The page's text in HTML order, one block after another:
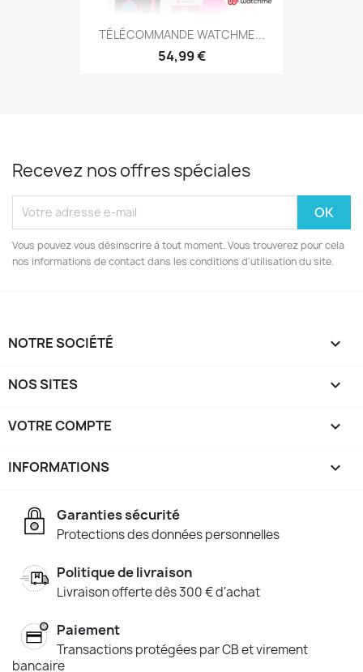
TÉLÉCOMMANDE WATCHME...
54,99 €
Recevez nos offres spéciales
Vous pouvez vous désinscrire à tout moment. Vous trouverez pour cela
nos informations de contact dans les conditions d'utilisation du site.
NOTRE SOCIÉTÉ 
NOS SITES 
VOTRE COMPTE 
INFORMATIONS keyboard_arrow_down
Garanties sécurité
Protections des données personnelles
Politique de livraison
Livraison offerte dès 300 € d'achat
Paiement
Transactions protégées par CB et virement
bancaire